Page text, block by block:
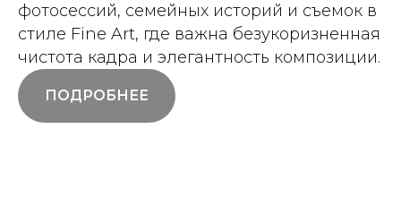
фотосессий, семейных историй и съемок в
стиле Fine Art, где важна безукоризненная
чистота кадра и элегантность композиции.
ПОДРОБНЕЕ